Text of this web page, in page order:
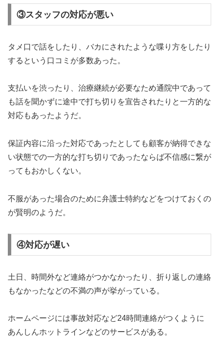
③スタッフの対応が悪い
タメ口で話をしたり、バカにされたような喋り方をしたり
するという口コミが多数あった。
支払いを渋ったり、治療継続が必要なため通院中であって
も話を聞かずに途中で打ち切りを宣告されたりと一方的な
対応もあったようだ。
保証内容に沿った対応であったとしても顧客が納得できな
い状態での一方的な打ち切りであったならば不信感に繋が
ってもおかしくない。
不服があった場合のために弁護士特約などをつけておくの
が賢明のようだ。
④対応が遅い
土日、時間外など連絡がつかなかったり、折り返しの連絡
もなかったなどの不満の声が挙がっている。
ホームページには事故対応など24時間連絡がつくように
あんしんホットラインなどのサービスがある。